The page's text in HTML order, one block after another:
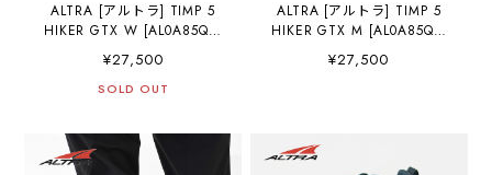
ALTRA [アルトラ] TIMP 5
HIKER GTX W [AL0A85QC]
ティンプ ハイカー GTX・ト
レイルラン、ハイキング、フ
ァストパッキング、トレイル
[2025AW]
¥27,500
SOLD OUT
ALTRA [アルトラ] TIMP 5
HIKER GTX M [AL0A85QB]
ティンプ ハイカー ゴアテッ
クス・ロードランニング・
ズ・MEN'S [2025AW]
¥27,500